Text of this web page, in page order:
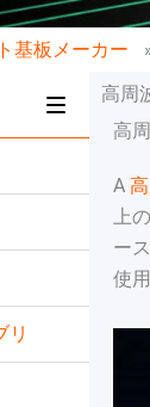
基板メーカー
リ
高周
高
A
上
ー
使